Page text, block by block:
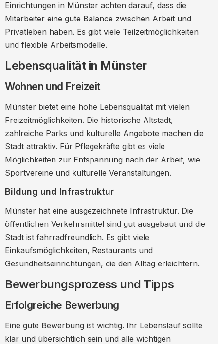
Einrichtungen in Münster achten darauf, dass die
Mitarbeiter eine gute Balance zwischen Arbeit und
Privatleben haben. Es gibt viele Teilzeitmöglichkeiten
und flexible Arbeitsmodelle.
Lebensqualität in Münster
Wohnen und Freizeit
Münster bietet eine hohe Lebensqualität mit vielen
Freizeitmöglichkeiten. Die historische Altstadt,
zahlreiche Parks und kulturelle Angebote machen die
Stadt attraktiv. Für Pflegekräfte gibt es viele
Möglichkeiten zur Entspannung nach der Arbeit, wie
Sportvereine und kulturelle Veranstaltungen.
Bildung und Infrastruktur
Münster hat eine ausgezeichnete Infrastruktur. Die
öffentlichen Verkehrsmittel sind gut ausgebaut und die
Stadt ist fahrradfreundlich. Es gibt viele
Einkaufsmöglichkeiten, Restaurants und
Gesundheitseinrichtungen, die den Alltag erleichtern.
Bewerbungsprozess und Tipps
Erfolgreiche Bewerbung
Eine gute Bewerbung ist wichtig. Ihr Lebenslauf sollte
klar und übersichtlich sein und alle wichtigen